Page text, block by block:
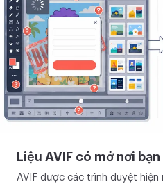
của
bạn
lên
Liệu AVIF có mở nơi bạn
AVIF được các trình duyệt